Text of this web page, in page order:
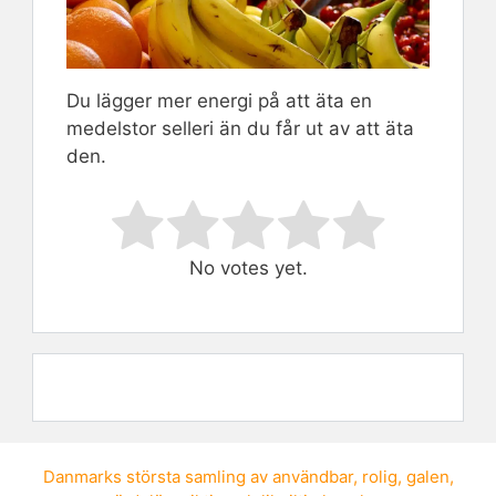
Du lägger mer energi på att äta en
medelstor selleri än du får ut av att äta
den.
Rate this item:
Submit Rating
No votes yet.
Danmarks största samling av användbar, rolig, galen,